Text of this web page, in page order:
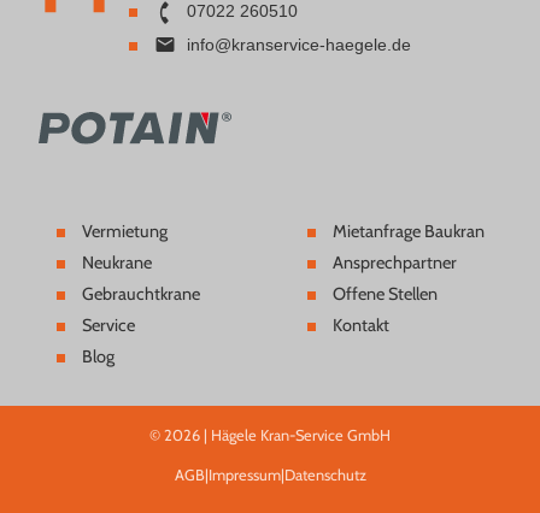
07022 260510
info@kranservice-haegele.de
Vermietung
Neukrane
Gebrauchtkrane
Service
Blog
Mietanfrage Baukran
Ansprechpartner
Offene Stellen
Kontakt
© 2026 | Hägele Kran-Service GmbH
AGB|Impressum|Datenschutz